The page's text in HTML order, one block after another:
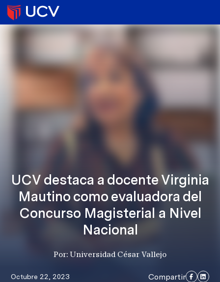
UCV destaca a docente Virginia
Mautino como evaluadora del
Concurso Magisterial a Nivel
Nacional
Por: Universidad César Vallejo
Octubre 22, 2023 Compartir